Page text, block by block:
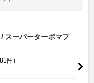
ーパーターボマフ
81件）